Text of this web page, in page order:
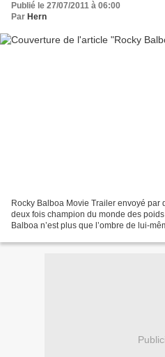
Publié le 27/07/2011 à 06:00
Par Hern
Rocky Balboa Movie Trailer envoyé par
deux fois champion du monde des
Balboa n’est plus que l’ombre de lui-